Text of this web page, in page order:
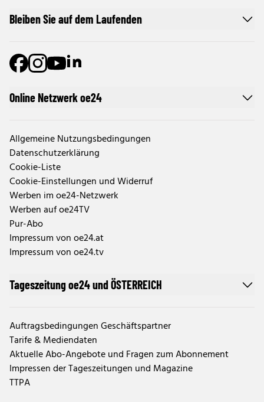
Online Netzwerk oe24
Allgemeine Nutzungsbedingungen
Datenschutzerklärung
Cookie-Liste
Cookie-Einstellungen und Widerruf
Werben im oe24-Netzwerk
Werben auf oe24TV
Pur-Abo
Impressum von oe24.at
Impressum von oe24.tv
Tageszeitung oe24 und ÖSTERREICH
Auftragsbedingungen Geschäftspartner
Tarife & Mediendaten
Aktuelle Abo-Angebote und Fragen zum Abonnement
Impressen der Tageszeitungen und Magazine
TTPA
Bleiben Sie auf dem Laufenden